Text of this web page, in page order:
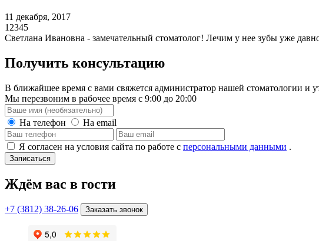
11 декабря, 2017
1 2345
Светлана Ивановна - замечательный стоматолог! Лечим у нее зубы уже
Получить консультацию
В ближайшее время с вами свяжется администратор нашей стоматологии и
Мы перезвоним в рабочее время с 9:00 до 20:00
На телефон На email
Я согласен на условия сайта по работе с персональными данными .
Записаться
Ждём вас в гости
+7 (3812) 38-26-06 Заказать звонок